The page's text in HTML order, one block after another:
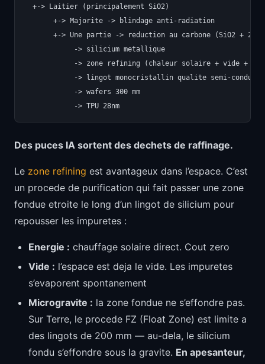
  +-> Laitier (principalement SiO2)
       +-> Majorite -> blindage anti-radiation
+-> Une partie -> reduction au carbone (SiO2 + 2C
            -> silicium metallique
-> zone refining (chaleur solaire + vide +
-> lingot monocristallin qualite semi-
            -> wafers 300 mm
Des puces IA sortent des dechets de raffinage.
Le zone refining est avantageux dans l’espace. C’est
un procede de purification qui fait passer une zone
fondue etroite le long d’un lingot de silicium pour
repousser les impuretes :
Energie : chauffage solaire direct. Cout zero
Vide : l’espace est deja le vide. Les impuretes
s’evaporent spontanement
Microgravite : la zone fondue ne s’effondre pas.
Sur Terre, le procede FZ (Float Zone) est limite a
des lingots de 200 mm — au-dela, le silicium
fondu s’effondre sous la gravite. En apesanteur,